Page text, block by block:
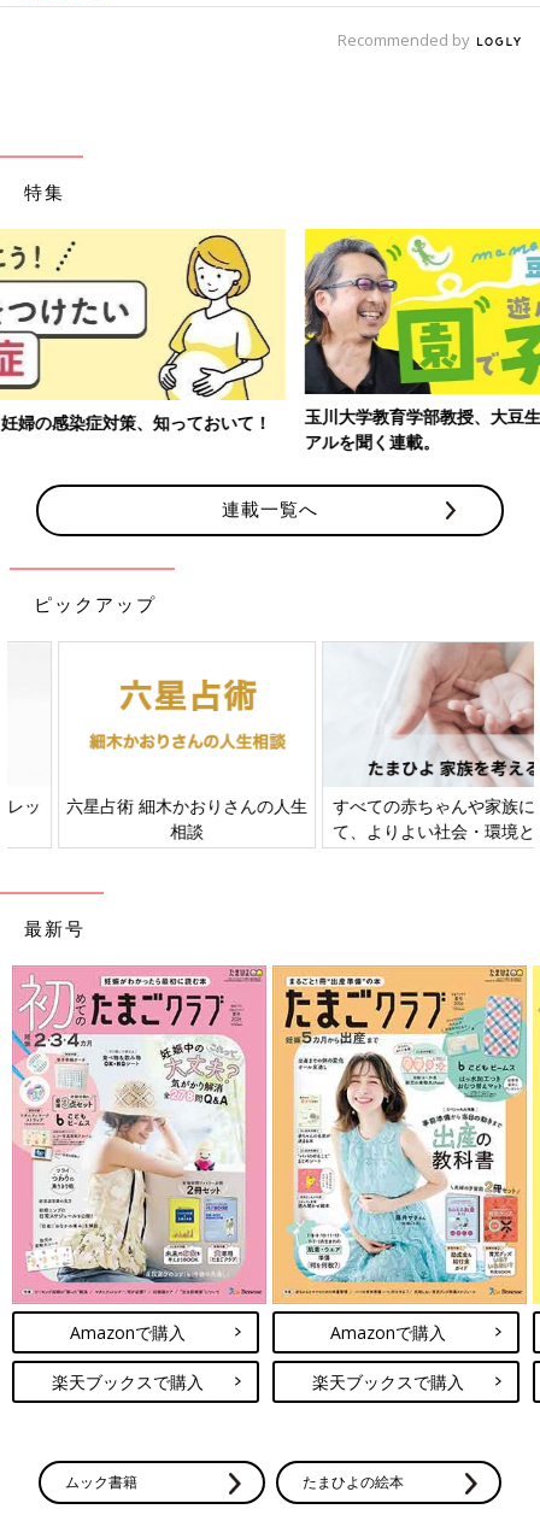
Recommended by
特集
玉川大学教育学部教授、大豆生田先生に子どもたちの保育園でのリ
連載一覧へ
ピックアップ
すべての赤ちゃんや家族にとっ
て、よりよい社会・環境となる
ことをめざしてさまざまな課題
赤ちゃんの肌トラブル、アレル
ギーについて
最新号
Amazonで購入
楽天ブックスで購入
Amazonで購入
楽天ブックスで購入
ムック書籍 たまひよの絵本